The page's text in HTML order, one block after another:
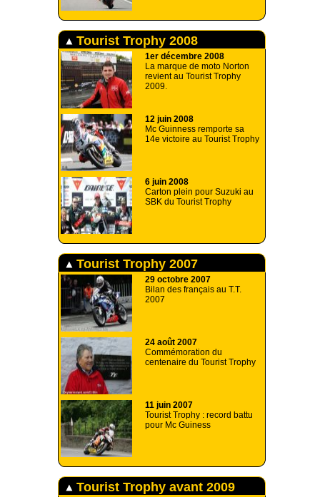
Tourist Trophy 2008
1er décembre 2008
La marque de moto Norton
revient au Tourist Trophy
2009.
12 juin 2008
Mc Guinness remporte sa
14e victoire au Tourist Trophy
6 juin 2008
Carton plein pour Suzuki au
SBK du Tourist Trophy
Tourist Trophy 2007
29 octobre 2007
Bilan des français au T.T.
2007
24 août 2007
Commémoration du
centenaire du Tourist Trophy
11 juin 2007
Tourist Trophy : record battu
pour Mc Guiness
Tourist Trophy avant 2009